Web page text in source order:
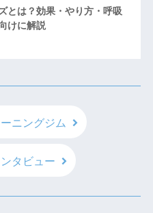
とは？効果・やり方・呼吸
けに解説
ニングジム
タビュー